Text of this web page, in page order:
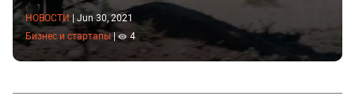
НОВОСТИ
Jun 30, 2021
Бизнес и стартапы | 4